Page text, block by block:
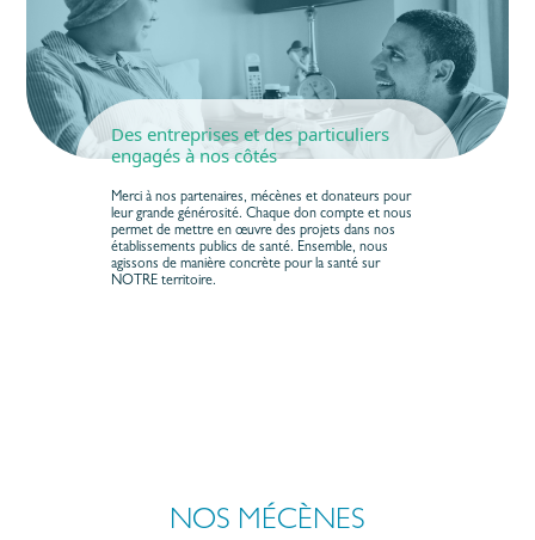
Des entreprises et des particuliers
engagés à nos côtés
Merci à nos partenaires, mécènes et donateurs pour
leur grande générosité. Chaque don compte et nous
permet de mettre en œuvre des projets dans nos
établissements publics de santé. Ensemble, nous
agissons de manière concrète pour la santé sur
NOTRE territoire.
NOS MÉCÈNES